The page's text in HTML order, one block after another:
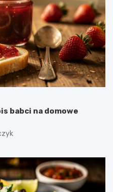
babci na domowe